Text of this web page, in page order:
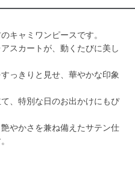
キャミワンピースです。
スカートが、動くたびに美し
っきりと見せ、華やかな印象
、特別な日のお出かけにもぴ
やかさを兼ね備えたサテン仕